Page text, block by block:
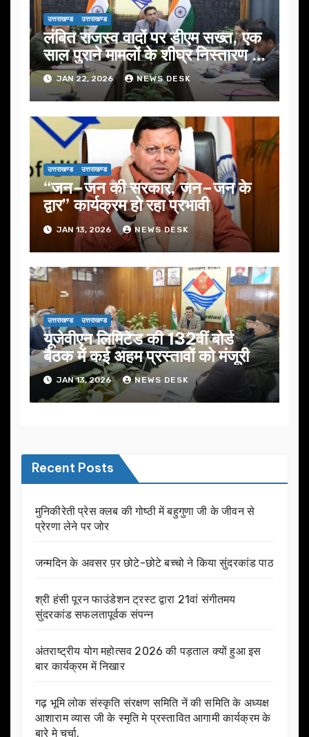
उत्तराखण्ड उत्तराखण्ड
लंबित राजस्व वादों पर डीएम सख्त, एक
साल पुराने मामलों के शीघ्र निस्तारण के
आदेश…
JAN 22, 2026 NEWS DESK
उत्तराखण्ड उत्तराखण्ड
“जन–जन की सरकार, जन–जन के
द्वार” कार्यक्रम हो रहा प्रभावी
JAN 13, 2026 NEWS DESK
उत्तराखण्ड उत्तराखण्ड
यूजेवीएन लिमिटेड की 132वीं बोर्ड
बैठक में कई अहम प्रस्तावों को मंजूरी
JAN 13, 2026 NEWS DESK
Recent Posts
मुनिकीरेती प्रेस क्लब की गोष्ठी में बहुगुणा जी के जीवन से
प्रेरणा लेने पर जोर
जन्मदिन के अवसर प़र छोटे-छोटे बच्चो ने किया सुंदरकांड पाठ
श्री हंसी पूरन फाउंडेशन ट्रस्ट द्वारा 21वां संगीतमय
सुंदरकांड सफलतापूर्वक संपन्न
अंतराष्ट्रीय योग महोत्सव 2026 की पड़ताल क्यों हुआ इस
बार कार्यक्रम में निखार
गढ़ भूमि लोक संस्कृति संरक्षण समिति नें की समिति के अध्यक्ष
आशाराम व्यास जी के स्मृति मे प्रस्तावित आगामी कार्यक्रम के
बारे मे चर्चा.